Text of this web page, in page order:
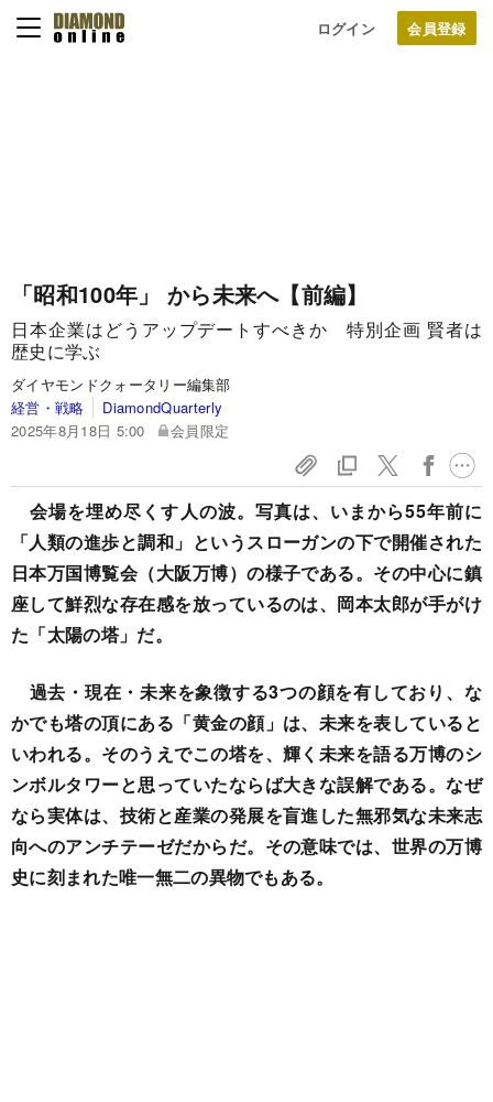
ログイン
「昭和100年」 から未来へ【前編】
日本企業はどうアップデートすべきか 特別企画 賢者は
歴史に学ぶ
ダイヤモンドクォータリー編集部
経営・戦略
DiamondQuarterly
2025年8月18日 5:00
会員限定
会場を埋め尽くす人の波。写真は、いまから55年前に
「人類の進歩と調和」というスローガンの下で開催された
日本万国博覧会（大阪万博）の様子である。その中心に鎮
座して鮮烈な存在感を放っているのは、岡本太郎が手がけ
た「太陽の塔」だ。
過去・現在・未来を象徴する3つの顔を有しており、な
かでも塔の頂にある「黄金の顔」は、未来を表していると
いわれる。そのうえでこの塔を、輝く未来を語る万博のシ
ンボルタワーと思っていたならば大きな誤解である。なぜ
なら実体は、技術と産業の発展を盲進した無邪気な未来志
向へのアンチテーゼだからだ。その意味では、世界の万博
史に刻まれた唯一無二の異物でもある。